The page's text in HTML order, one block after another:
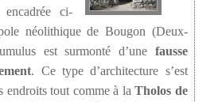
ci-
néolithique de Bougon (Deux-
est surmonté d’une fausse
. Ce type d’architecture s’est
endroits tout comme à laTholos de